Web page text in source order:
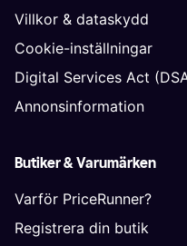
Villkor & dataskydd
Cookie-inställningar
Digital Services Act
Annonsinformation
Butiker & Varumärken
Varför PriceRunner?
Registrera din butik